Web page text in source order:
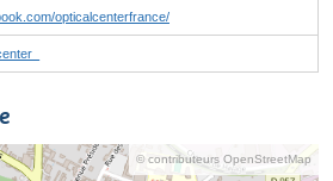
opticalcenterfrance/
© contributeurs OpenStreetMap